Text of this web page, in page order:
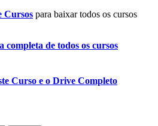
Cursos para baixar todos os cursos
completa de todos os cursos
Curso e o Drive Completo